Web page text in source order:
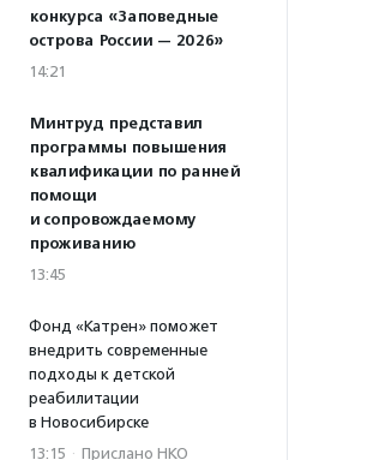
конкурса «Заповедные
острова России — 2026»
14:21
Минтруд представил
программы повышения
квалификации по ранней
помощи
и сопровождаемому
проживанию
13:45
Фонд «Катрен» поможет
внедрить современные
подходы к детской
реабилитации
в Новосибирске
13:15 · Прислано НКО